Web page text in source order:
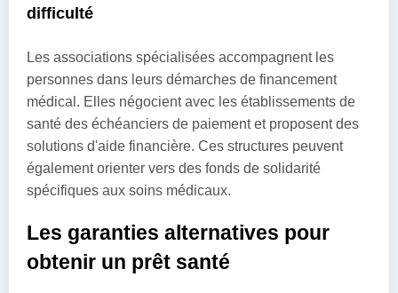
difficulté
Les associations spécialisées accompagnent les
personnes dans leurs démarches de financement
médical. Elles négocient avec les établissements de
santé des échéanciers de paiement et proposent des
solutions d'aide financière. Ces structures peuvent
également orienter vers des fonds de solidarité
spécifiques aux soins médicaux.
Les garanties alternatives pour
obtenir un prêt santé